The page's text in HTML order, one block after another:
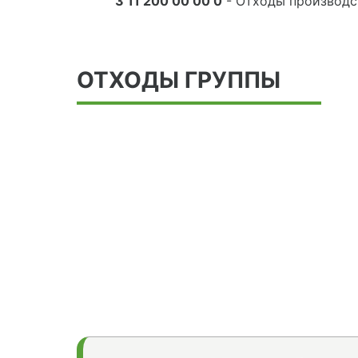
ОТХОДЫ ГРУППЫ